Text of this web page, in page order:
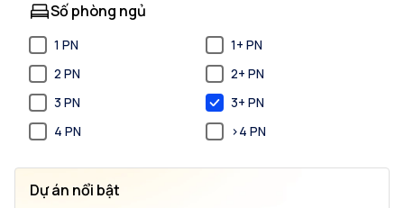
Số phòng ngủ
1 PN
1+ PN
2 PN
2+ PN
3 PN
3+ PN
4 PN
>4 PN
Dự án nổi bật